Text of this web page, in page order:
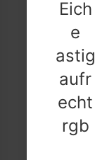
Eich
e
astig
aufr
echt
rgb